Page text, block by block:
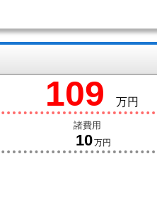
109 万円
諸費用
10万円